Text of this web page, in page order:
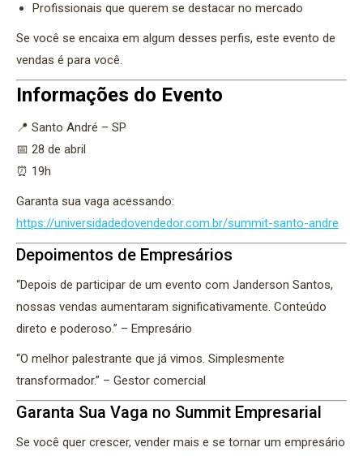
Profissionais que querem se destacar no mercado
Se você se encaixa em algum desses perfis, este evento de
vendas é para você.
Informações do Evento
📍 Santo André – SP
📅 28 de abril
⏰ 19h
Garanta sua vaga acessando:
https://universidadedovendedor.com.br/summit-santo-andre
Depoimentos de Empresários
“Depois de participar de um evento com Janderson Santos,
nossas vendas aumentaram significativamente. Conteúdo
direto e poderoso.” – Empresário
“O melhor palestrante que já vimos. Simplesmente
transformador.” – Gestor comercial
Garanta Sua Vaga no Summit Empresarial
Se você quer crescer, vender mais e se tornar um empresário